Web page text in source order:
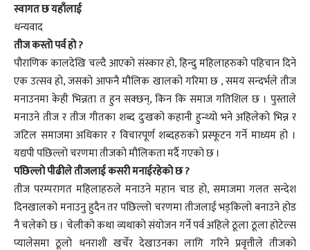
स्वागत छ यहाँलाई
धन्यवाद
तीज कस्तो पर्व हो ?
पौराणिक कालदेखि चल्दै आएको संस्कार हो, हिन्दु महिलाहरुको पहिचान दिने
एक उत्सव हो, जसको आफनै मौलिक खालको गरिमा छ , समय सन्दर्भले तीज
मनाउनमा केही भिन्नता त हुन सक्छन्, किन कि समाज गतिशिल छ । पुस्ताले
मनाउने तीज र तीज गीतका शब्द दुःखको कहानी हुन्थ्यो भने अहिलेको भिन्न र
जटिल समाजमा अधिकार र विचारपूर्ण शब्दहरुको प्रस्फूटन गर्ने माध्यम हो ।
यद्यपी पछिल्लो चरणमा तीजको मौलिकता मर्दै गएको छ ।
पछिल्लो पीढीले तीजलाई कसरी मनाईरहेको छ ?
तीज परम्परागत महिलाहरुले मनाउने महान चाड हो, समाजमा गलत सन्देश
दिनखालको मनाउनु हुदैन तर पछिल्लो चरणमा तीजलाई भड्किलो बनाउने होड
नै चलेको छ । चेलीको कथा व्यथाको संयोजन गर्ने पर्व अहिले ठूला ठूला होटेल्स
प्यालेसमा ठूलो धनराशी खर्चेर देखाउनका लागि गरिने प्रवृत्तीले तीजको